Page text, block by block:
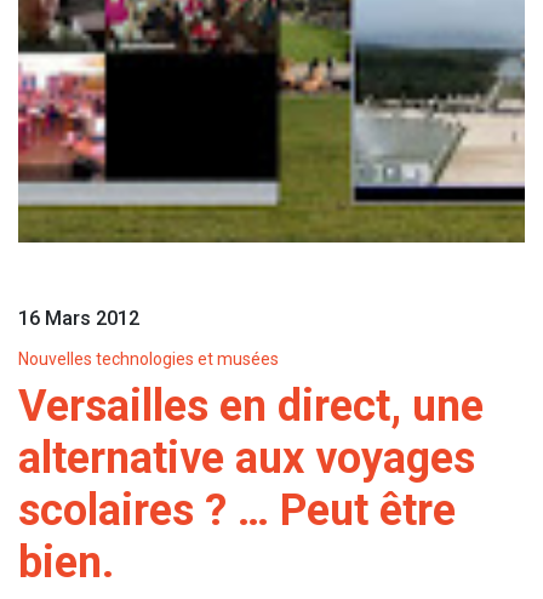
16 Mars 2012
Nouvelles technologies et musées
Versailles en direct, une
alternative aux voyages
scolaires ? … Peut être
bien.